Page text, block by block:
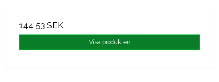
144,53 SEK
Visa produkten